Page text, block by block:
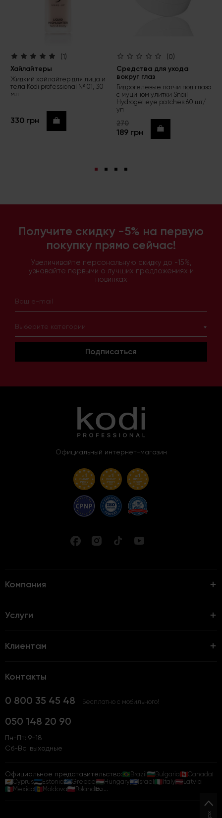
(1)
Хайлайтеры
Жидкий хайлайтер для лица и
тела Kodi professional № 01, 30
мл
330 грн Купить
(0)
Средства для ухода
вокруг глаз
Гидрогелевые патчи под глаза
с муцином улитки Snail
Hydrogel eye patches 60 шт/
уп
270
189 грн Купить
Получите скидку -5% на первую
покупку прямо сейчас!
Увеличивайте персональную скидку до -15%,
узнавайте первыми о лучших предложениях и
новинках
Выберите категории
Подписаться
Официальный интернет-магазин
Компания
Услуги
Клиентам
Контакты
0 800 35 45 48 Бесплатно с мобильного!
050 148 20 90
Пн-Пт: 9-18
Сб-Вс: выходные
Официальное представительство: Brazil Bulgaria
Canada
Cyprus
Estonia Greece Hungary Israel Italy
Latvia
Mexico
Moldova Poland Всі...